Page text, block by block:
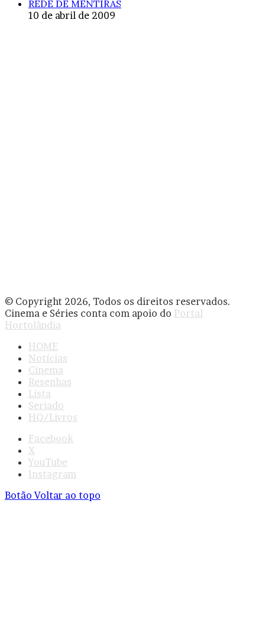
REDE DE MENTIRAS
10 de abril de 2009
© Copyright 2026, Todos os direitos reservados.
Cinema e Séries conta com apoio do Portal
Hortolândia
HOME
Notícias
Cinema
Resenhas
Lista
Seriado
HQ/Livros
Facebook
X
YouTube
Instagram
Botão Voltar ao topo